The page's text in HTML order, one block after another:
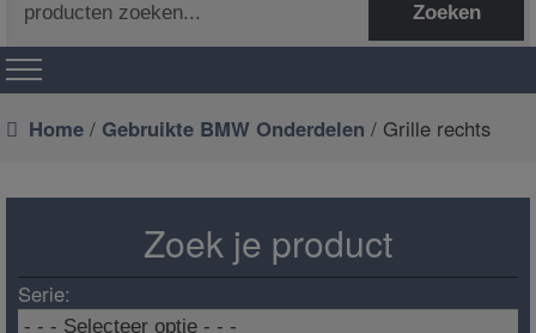
naar:
Zoeken
Home / Gebruikte BMW Onderdelen / Grille rechts
Zoek je product
Serie: